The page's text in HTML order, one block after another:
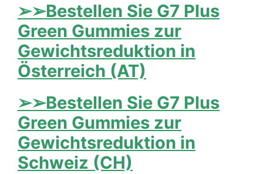
➢➢Bestellen Sie G7 Plus
Green Gummies zur
Gewichtsreduktion in
Österreich (AT)
➢➢Bestellen Sie G7 Plus
Green Gummies zur
Gewichtsreduktion in
Schweiz (CH)